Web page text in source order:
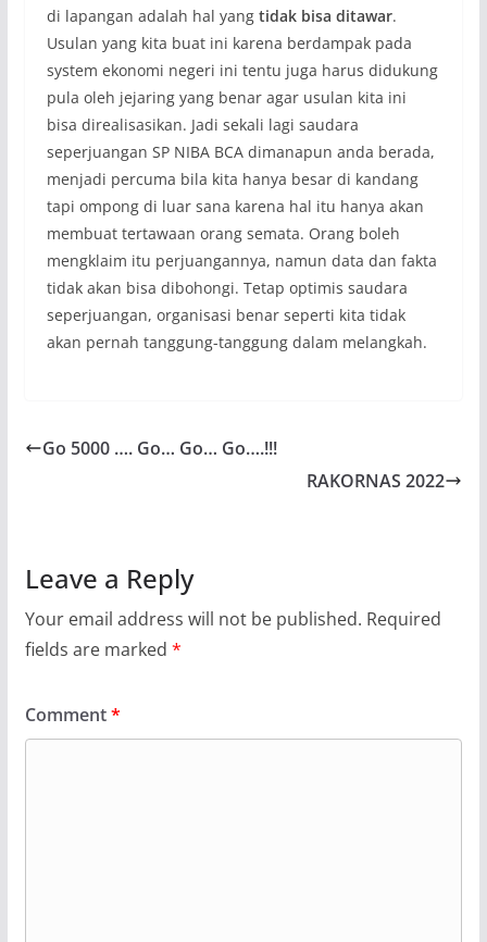
di lapangan adalah hal yang tidak bisa ditawar.
Usulan yang kita buat ini karena berdampak pada
system ekonomi negeri ini tentu juga harus didukung
pula oleh jejaring yang benar agar usulan kita ini
bisa direalisasikan. Jadi sekali lagi saudara
seperjuangan SP NIBA BCA dimanapun anda berada,
menjadi percuma bila kita hanya besar di kandang
tapi ompong di luar sana karena hal itu hanya akan
membuat tertawaan orang semata. Orang boleh
mengklaim itu perjuangannya, namun data dan fakta
tidak akan bisa dibohongi. Tetap optimis saudara
seperjuangan, organisasi benar seperti kita tidak
akan pernah tanggung-tanggung dalam melangkah.
Go 5000 …. Go… Go… Go….!!!
RAKORNAS 2022
Leave a Reply
Your email address will not be published. Required
fields are marked *
Comment*